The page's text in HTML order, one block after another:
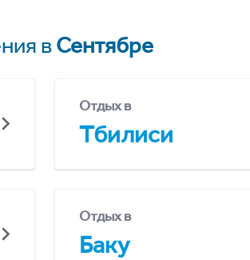
вСентябре
Отдых в
Тбилиси
Отдых в
Баку